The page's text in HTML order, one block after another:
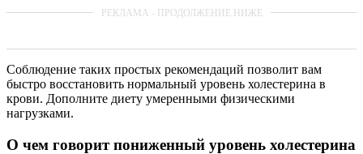
Соблюдение таких простых рекомендаций позволит вам
быстро восстановить нормальный уровень холестерина в
крови. Дополните диету умеренными физическими
нагрузками.
О чем говорит пониженный уровень холестерина